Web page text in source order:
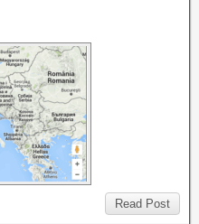
Read Post